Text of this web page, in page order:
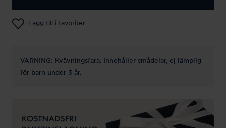
Lägg till i favoriter
VARNING: Kvävningsfara. Innehåller smådelar, ej lämplig
för barn under 3 år.